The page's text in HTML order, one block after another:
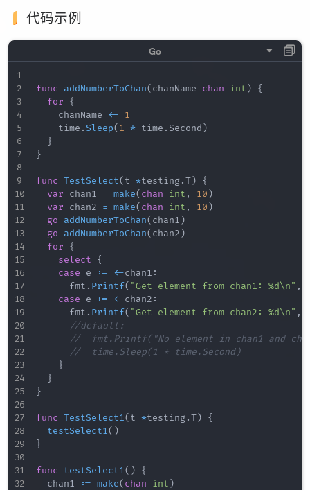
代码示例
func addNumberToChan( chanName chan int )
{
for
{
		chanName
<-
1
		time
. Sleep( 1 * time . Second )
}
}
func TestSelect( t *testing.T)
{
var chan1 = make( chan int , 10 )
var chan2 = make( chan int , 10 )
go
addNumberToChan( chan1 )
go
addNumberToChan( chan2 )
for
{
select
{
case e := <-chan1 :
			fmt
. Printf( "Get element from chan1: %d\n" ,
case e := <-chan2 :
			fmt
. Printf( "Get element from chan2: %d\n" ,
//default:
//	fmt.Printf("No element in chan1 and
//	time.Sleep(1 * time.Second)
}
}
}
func TestSelect1( t *testing.T)
{
testSelect1( )
}
func testSelect1( )
{
	chan1
:= make( chan int )